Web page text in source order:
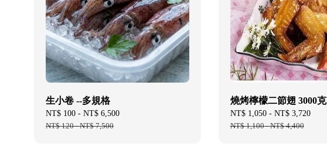
生小卷 --多規格
Sale
price
NT$ 100 - NT$ 6,500
NT$ 120-NT$ 7,500
燒烤檸檬二節翅 3000克
Sale
price
NT$ 1,050- NT$ 3,720
NT$ 1,100-NT$ 4,400